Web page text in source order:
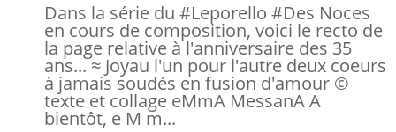
Dans la série du #Leporello #Des Noces
en cours de composition, voici le recto de
la page relative à l'anniversaire des 35
ans... ≈ Joyau l'un pour l'autre deux coeurs
à jamais soudés en fusion d'amour ©
texte et collage eMmA MessanA A
bientôt, e M m...